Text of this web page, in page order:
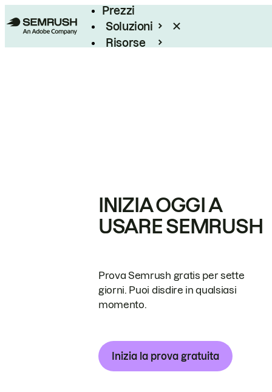
Prezzi
Soluzioni
Risorse
INIZIA OGGI A
USARE SEMRUSH
Prova Semrush gratis per sette
giorni. Puoi disdire in qualsiasi
momento.
Inizia la prova gratuita